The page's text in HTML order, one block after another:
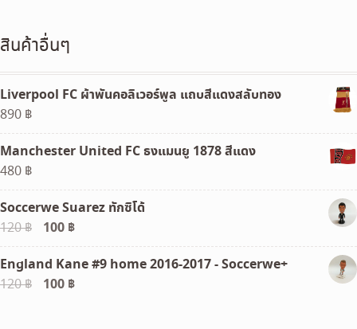
สินค้าอื่นๆ
Liverpool FC ผ้าพันคอลิเวอร์พูล แถบสีแดงสลับทอง
890 ฿
Manchester United FC ธงแมนยู 1878 สีแดง
480 ฿
Soccerwe Suarez ทักซิโด้
120฿
Original
price
was:
120 ฿.
100 ฿Current
price
is:
100 ฿.
England Kane #9 home 2016-2017 - Soccerwe+
120฿
Original
100 ฿Current